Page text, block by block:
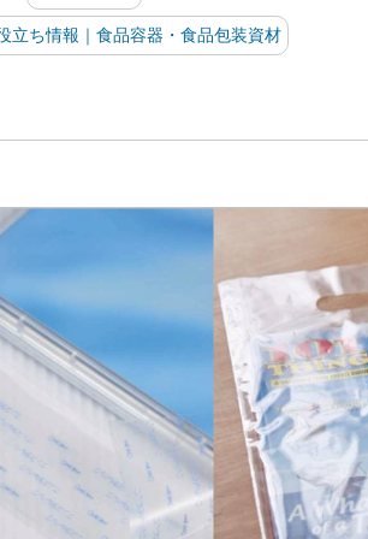
立ち情報｜食品容器・食品包装資材